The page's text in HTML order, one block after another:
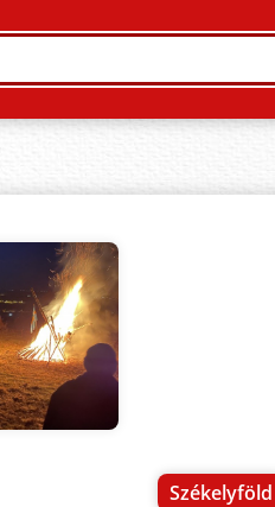
Székelyföld